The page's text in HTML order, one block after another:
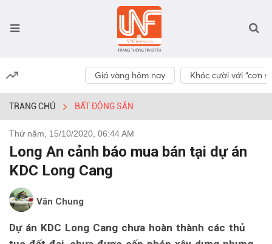
Giá vàng hôm nay Khóc cười với “cơn
TRANG CHỦ BẤT ĐỘNG SẢN
Thứ năm, 15/10/2020, 06:44 AM
Long An cảnh báo mua bán tại dự án
KDC Long Cang
Văn Chung
Dự án KDC Long Cang chưa hoàn thành các thủ